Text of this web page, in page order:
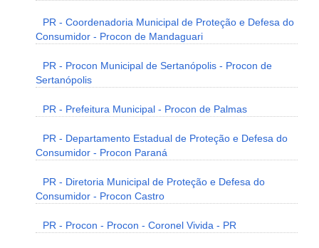
PR - Coordenadoria Municipal de Proteção e Defesa do
Consumidor - Procon de Mandaguari
PR - Procon Municipal de Sertanópolis - Procon de
Sertanópolis
PR - Prefeitura Municipal - Procon de Palmas
PR - Departamento Estadual de Proteção e Defesa do
Consumidor - Procon Paraná
PR - Diretoria Municipal de Proteção e Defesa do
Consumidor - Procon Castro
PR - Procon - Procon - Coronel Vivida - PR